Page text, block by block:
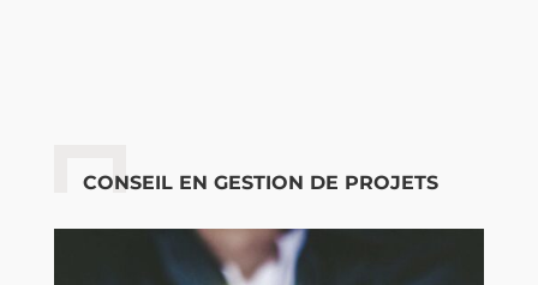
CONSEIL EN GESTION DE PROJETS